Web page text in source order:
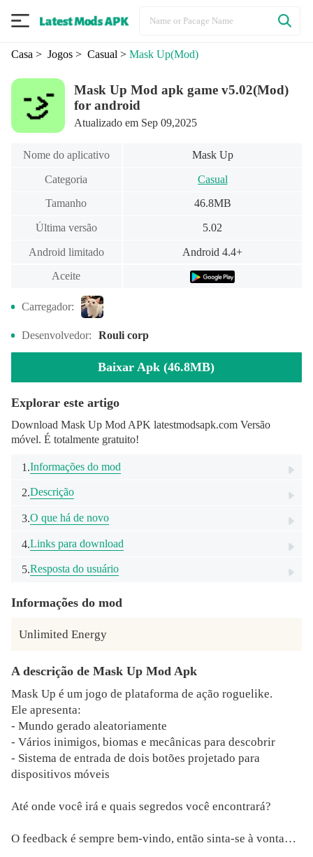
Casa > Jogos> Casual > Mask Up(Mod)
Mask Up Mod apk game v5.02(Mod)
for android
Atualizado em Sep 09,2025
Nome do aplicativo Mask Up
Categoria Casual
Tamanho 46.8MB
Última versão 5.02
Android limitado Android 4.4+
Aceite
Carregador:
Desenvolvedor: Rouli corp
Baixar Apk (46.8MB)
Explorar este artigo
Download Mask Up Mod APK latestmodsapk.com Versão
móvel. É totalmente gratuito!
1.Informações do mod
2.Descrição
3.O que há de novo
4.Links para download
5.Resposta do usuário
Informações do mod
Unlimited Energy
A descrição de Mask Up Mod Apk
Mask Up é um jogo de plataforma de ação roguelike.
Ele apresenta:
- Mundo gerado aleatoriamente
- Vários inimigos, biomas e mecânicas para descobrir
- Sistema de entrada de dois botões projetado para
dispositivos móveis
Até onde você irá e quais segredos você encontrará?
O feedback é sempre bem-vindo, então sinta-se à vontade